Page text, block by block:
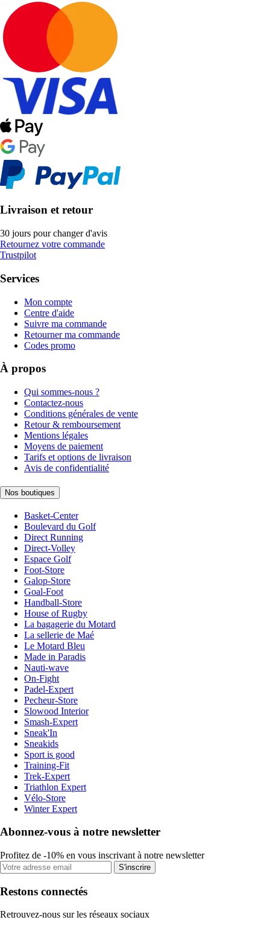
Livraison et retour
30 jours pour changer d'avis
Retournez votre commande
Trustpilot
Services
Mon compte
Centre d'aide
Suivre ma commande
Retourner ma commande
Codes promo
À propos
Qui sommes-nous ?
Contactez-nous
Conditions générales de vente
Retour & remboursement
Mentions légales
Moyens de paiement
Tarifs et options de livraison
Avis de confidentialité
Nos boutiques
Basket-Center
Boulevard du Golf
Direct Running
Direct-Volley
Espace Golf
Foot-Store
Galop-Store
Goal-Foot
Handball-Store
House of Rugby
La bagagerie du Motard
La sellerie de Maé
Le Motard Bleu
Made in Paradis
Nauti-wave
On-Fight
Padel-Expert
Pecheur-Store
Slowood Interior
Smash-Expert
Sneak'In
Sneakids
Sport is good
Training-Fit
Trek-Expert
Triathlon Expert
Vélo-Store
Winter Expert
Abonnez-vous à notre newsletter
Profitez de -10% en vous inscrivant à notre newsletter
S'inscrire
Restons connectés
Retrouvez-nous sur les réseaux sociaux